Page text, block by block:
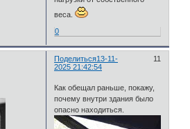
веса.
0
Поделиться 11
13-11-
2025 21:42:54
Как обещал раньше, покажу,
почему внутри здания было
опасно находиться.